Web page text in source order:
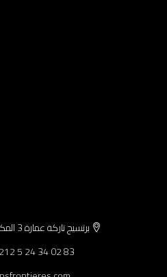
برتسيج تاركة عمارة 3 المكتب رقم 3 الطابق الأول مراكش
5 24 34 02 83